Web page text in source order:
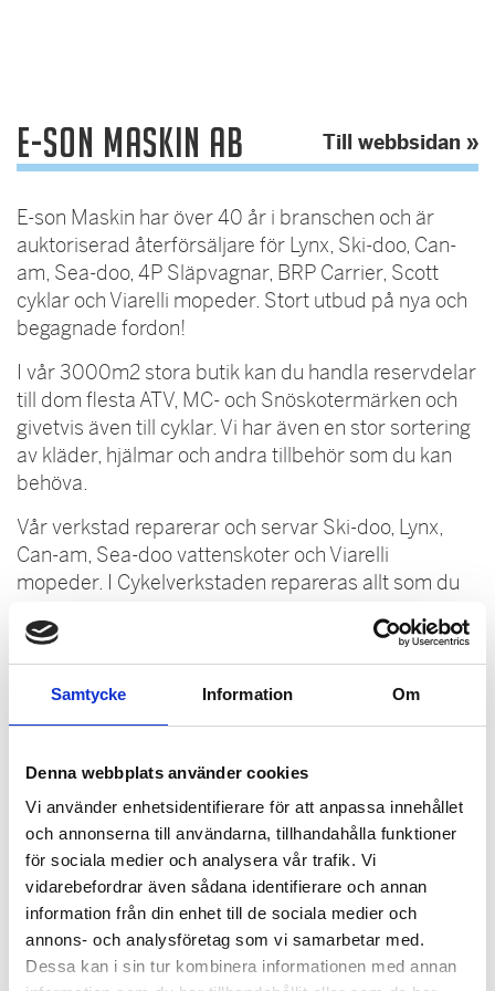
Samtycke Information Om
Denna webbplats använder cookies
Vi använder enhetsidentifierare för att anpassa innehållet
och annonserna till användarna, tillhandahålla funktioner
för sociala medier och analysera vår trafik. Vi
vidarebefordrar även sådana identifierare och annan
information från din enhet till de sociala medier och
annons- och analysföretag som vi samarbetar med.
Dessa kan i sin tur kombinera informationen med annan
E-son Maskin AB Till webbsidan »
E-son Maskin har över 40 år i branschen och är
auktoriserad återförsäljare för Lynx, Ski-doo, Can-
am, Sea-doo, 4P Släpvagnar, BRP Carrier, Scott
cyklar och Viarelli mopeder. Stort utbud på nya och
begagnade fordon!
I vår 3000m2 stora butik kan du handla reservdelar
till dom flesta ATV, MC- och Snöskotermärken och
givetvis även till cyklar. Vi har även en stor sortering
av kläder, hjälmar och andra tillbehör som du kan
behöva.
Vår verkstad reparerar och servar Ski-doo, Lynx,
Can-am, Sea-doo vattenskoter och Viarelli
mopeder. I Cykelverkstaden repareras allt som du
Gymnasievägen 26C. Vi har vår fina anläggning vid
E:4 södra utfarten, mellan Dollarstore och